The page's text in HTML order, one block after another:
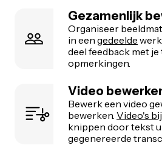
Gezamenlijk
Organiseer
in een gedeelde
deel feedback met
opmerkingen.
Video
Bewerk een video
bewerken. Video's
knippen door tekst
gegenereerde